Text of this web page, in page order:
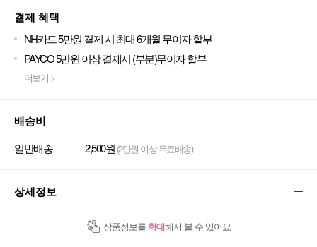
결제 혜택
NH카드 5만원 결제 시 최대 6개월 무이자 할부
PAYCO 5만원 이상 결제시 (부분)무이자 할부
더보기 >
배송비
일반배송 2,500원 (2만원 이상 무료배송)
상세정보
상품정보를 확대해서 볼 수 있어요